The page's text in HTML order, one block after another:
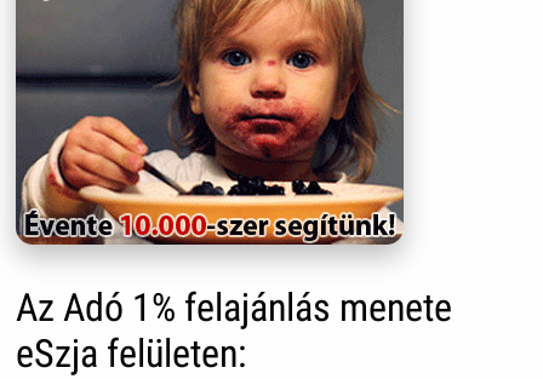
Az Adó 1% felajánlás menete
eSzja felületen: